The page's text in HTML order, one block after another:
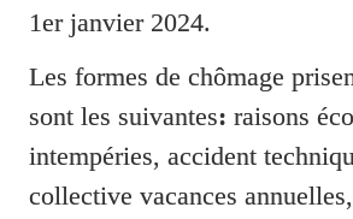
1er janvier 2024.
Les formes de chômage
sont les suivantes: raisons
intempéries, accident
collective vacances